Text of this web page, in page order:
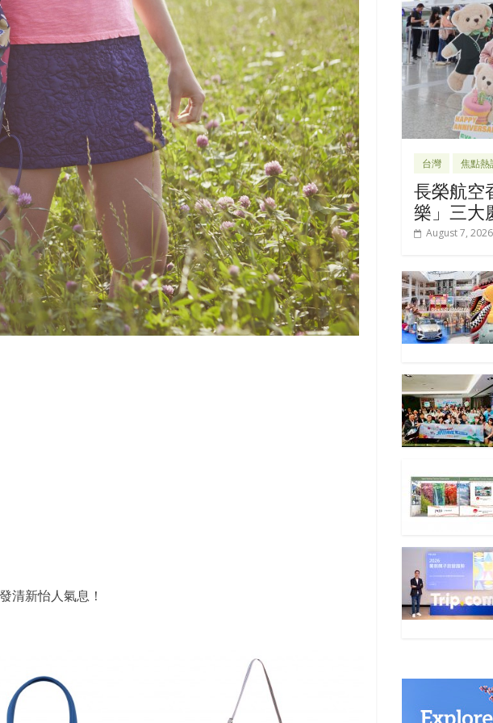
清新怡人氣息！
台灣 焦點熱
長榮航空
樂」三大
August 7, 2026